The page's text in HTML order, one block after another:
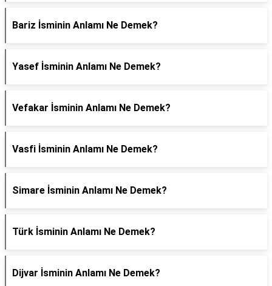
Bariz İsminin Anlamı Ne Demek?
Yasef İsminin Anlamı Ne Demek?
Vefakar İsminin Anlamı Ne Demek?
Vasfi İsminin Anlamı Ne Demek?
Simare İsminin Anlamı Ne Demek?
Türk İsminin Anlamı Ne Demek?
Dijvar İsminin Anlamı Ne Demek?